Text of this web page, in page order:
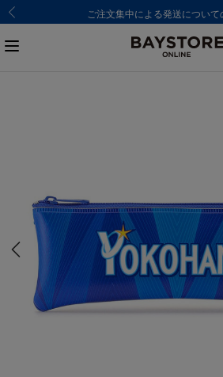
ご注文集中による発送について